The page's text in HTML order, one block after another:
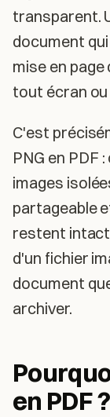
transparent.
document
mise en
tout écran
C'est
PNG en PDF
images
partageable
restent
d'un fichier
document
archiver.
en PDF ?